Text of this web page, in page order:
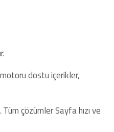
dostu içerikler,
çözümler Sayfa hızı ve